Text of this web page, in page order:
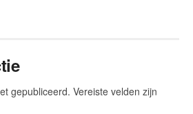
gepubliceerd. Vereiste velden zijn